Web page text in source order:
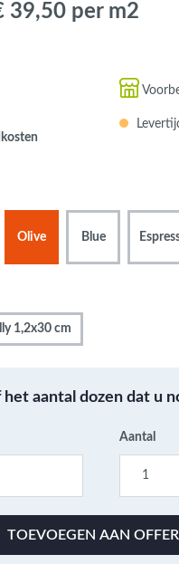
Groen - Olive
Bruin - Cotto
Wandtegels
patroon / mix
Beton-
39,50 per m2
Olive Blue
1,2x30 cm
aantal dozen dat u
Aantal
TOEVOEGEN AAN